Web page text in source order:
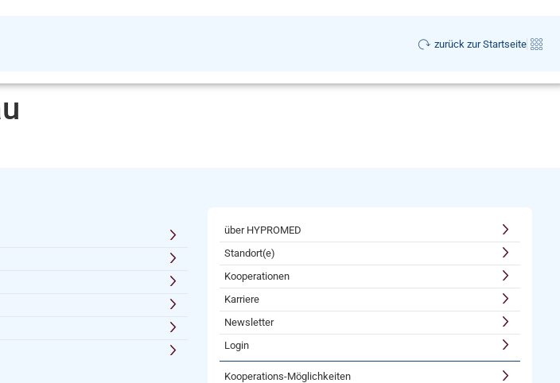
zurück zur Startseite
über HYPROMED
Standort(e)
Kooperationen
Karriere
Newsletter
Login
Kooperations-Möglichkeiten